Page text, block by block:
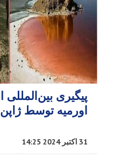
پیگیری بین‌المللی
اورمیه توسط ژاپن
31 اکتبر 2024 14:25